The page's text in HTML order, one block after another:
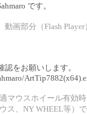
です。
動画部分（Flash
をお願いします。
マウスホイール有効
ス、NY WHEEL等）